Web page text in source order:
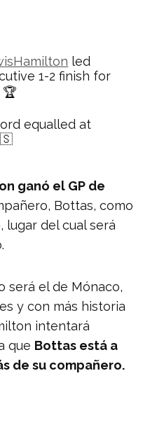
led
1-2 finish for
🏆
equalled at
12, 2019
ganó el GP de
Bottas, como
lugar del cual será
será el de Mónaco,
y con más historia
intentará
que Bottas está a
de su compañero.